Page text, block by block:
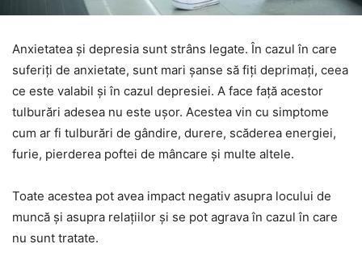
Anxietatea și depresia sunt strâns legate. În cazul în care
suferiți de anxietate, sunt mari șanse să fiți deprimați, ceea
ce este valabil și în cazul depresiei. A face față acestor
tulburări adesea nu este ușor. Acestea vin cu simptome
cum ar fi tulburări de gândire, durere, scăderea energiei,
furie, pierderea poftei de mâncare și multe altele.
Toate acestea pot avea impact negativ asupra locului de
muncă și asupra relațiilor și se pot agrava în cazul în care
nu sunt tratate.